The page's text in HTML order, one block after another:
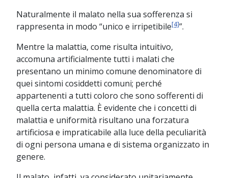
Naturalmente il malato nella sua sofferenza si
rappresenta in modo “unico e irripetibile[4]”.
Mentre la malattia, come risulta intuitivo,
accomuna artificialmente tutti i malati che
presentano un minimo comune denominatore di
quei sintomi cosiddetti comuni; perché
appartenenti a tutti coloro che sono sofferenti di
quella certa malattia. È evidente che i concetti di
malattia e uniformità risultano una forzatura
artificiosa e impraticabile alla luce della peculiarità
di ogni persona umana e di sistema organizzato in
genere.